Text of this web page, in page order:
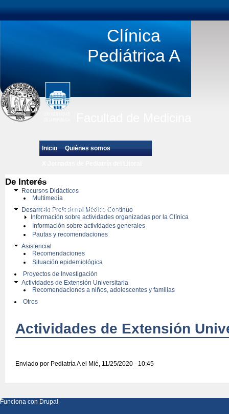
Clínica
Pediátrica A
Inicio Quiénes somos
Estudiantes de Grado
Posgrado de Pediatría
Especialidades pedíatricas
De Interés
Recursos Didácticos
Multimedia
Desarrollo Profesional Médico Continuo
Información sobre actividades organizadas por la Clínica
Información sobre actividades generales
Pautas y recomendaciones
Asistencial
Recomendaciones
Situación epidemiológica
Proyectos de Investigación
Actividades de Extensión Universitaria
Recomendaciones a niños, adolescentes y familias
Otros
Actividades de Extensión
Enviado por Pediatría Ael Mié, 11/25/2020 - 10:45
Funciona con Drupal